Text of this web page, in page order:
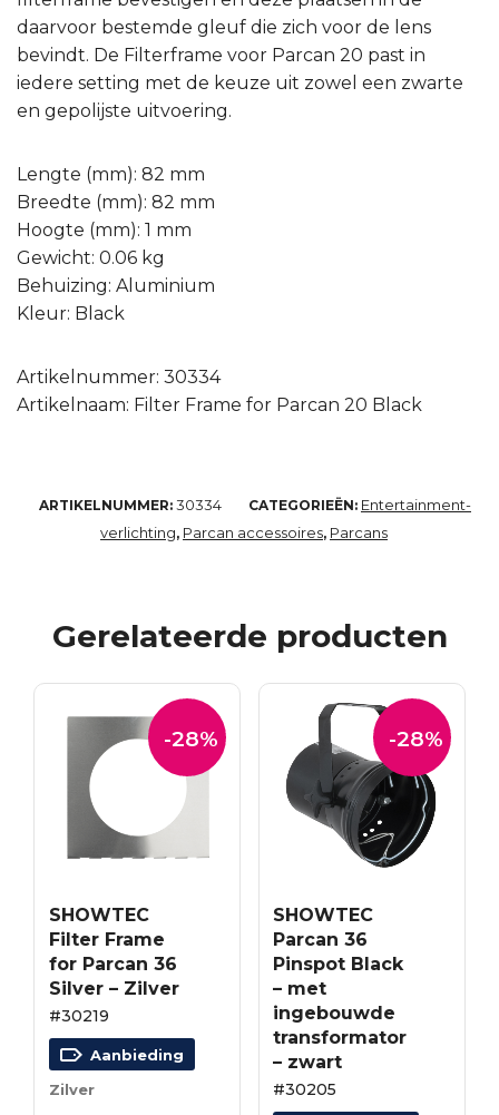
daarvoor bestemde gleuf die zich voor de lens
bevindt. De Filterframe voor Parcan 20 past in
iedere setting met de keuze uit zowel een zwarte
en gepolijste uitvoering.
Lengte (mm): 82 mm
Breedte (mm): 82 mm
Hoogte (mm): 1 mm
Gewicht: 0.06 kg
Behuizing: Aluminium
Kleur: Black
Artikelnummer: 30334
Artikelnaam: Filter Frame for Parcan 20 Black
ARTIKELNUMMER: 30334 CATEGORIEËN: Entertainment-
verlichting, Parcan accessoires, Parcans
Gerelateerde producten
-28%
SHOWTEC
Filter Frame
for Parcan 36
Silver – Zilver
#30219
Aanbieding
Zilver
-28%
SHOWTEC
Parcan 36
Pinspot Black
– met
ingebouwde
transformator
– zwart
#30205